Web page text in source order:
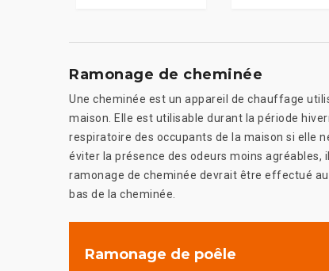
Ramonage de cheminée
Une cheminée est un appareil de chauffage
maison. Elle est utilisable durant la période
respiratoire des occupants de la maison si elle
éviter la présence des odeurs moins agréables,
ramonage de cheminée devrait être effectué
bas de la cheminée.
Ramonage de poêle